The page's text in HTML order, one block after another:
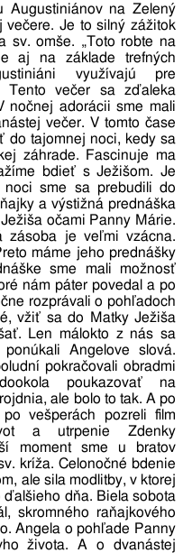
Augustiniánov na Zelený
večere. Je to silný zážitok
sv. omše. „Toto robte na
aj na základe trefných
využívajú pre
Tento večer sa zďaleka
nočnej adorácii sme mali
večer. V tomto čase
do tajomnej noci, kedy sa
záhrade. Fascinuje ma
bdieť s Ježišom. Je
sme sa prebudili do
a výstižná prednáška
očami Panny Márie.
zásoba je veľmi vzácna.
máme jeho prednášky
sme mali možnosť
nám páter povedal a po
rozprávali o pohľadoch
vžiť sa do Matky Ježiša
Len málokto z nás sa
Angelove slová.
pokračovali obradmi
poukazovať na
ale bolo to tak. A po
vešperách pozreli film
a utrpenie Zdenky
moment sme u bratov
kríža. Celonočné bdenie
ale sila modlitby, v ktorej
dňa. Biela sobota
skromného raňajkového
Angela o pohľade Panny
života. A o dvanástej